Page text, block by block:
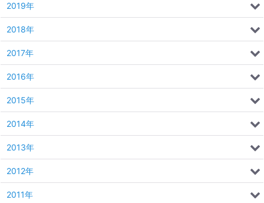
2019年
2018年
2017年
2016年
2015年
2014年
2013年
2012年
2011年